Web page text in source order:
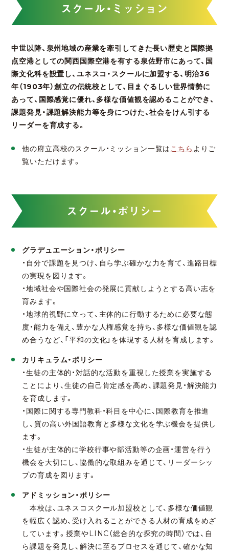
スクール・ミッション
中世以降、泉州地域の産業を牽引してきた長い歴史と国際拠
点空港としての関西国際空港を有する泉佐野市にあって、国
際文化科を設置し、ユネスコ・スクールに加盟する、明治36
年（1903年）創立の伝統校として、目まぐるしい世界情勢に
あって、国際感覚に優れ、多様な価値観を認めることができ、
課題発見・課題解決能力等を身につけた、社会をけん引する
リーダーを育成する。
他の府立高校のスクール・ミッション一覧は こちら よりご
覧いただけます。
スクール・ポリシー
グラデュエーション・ポリシー
・自分で課題を見つけ、自ら学ぶ確かな力を育て、進路目標
の実現を図ります。
・地域社会や国際社会の発展に貢献しようとする高い志を
育みます。
・地球的視野に立って、主体的に行動するために必要な態
度・能力を備え、豊かな人権感覚を持ち、多様な価値観を認
め合うなど、「平和の文化」を体現する人材を育成します。
カリキュラム・ポリシー
・生徒の主体的・対話的な活動を重視した授業を実施する
ことにより、生徒の自己肯定感を高め、課題発見・解決能力
を育成します。
・国際に関する専門教科・科目を中心に、国際教育を推進
し、質の高い外国語教育と多様な文化を学ぶ機会を提供し
ます。
・生徒が主体的に学校行事や部活動等の企画・運営を行う
機会を大切にし、協働的な取組みを通じて、リーダーシッ
プの育成を図ります。
アドミッション・ポリシー
本校は、ユネスコスクール加盟校として、多様な価値観
を幅広く認め、受け入れることができる人材の育成をめざ
しています。授業やLINC（総合的な探究の時間）では、自
ら課題を発見し、解決に至るプロセスを通じて、確かな知